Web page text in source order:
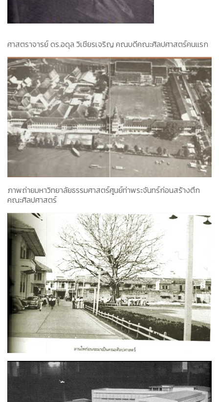
ศาสตราจารย์ ดร.อดุล วิเชียรเจริญ คณบดีคณะศิลปศาสตร์คนแรก
ภาพถ่ายมหาวิทยาลัยธรรมศาสตร์ศูนย์ท่าพระจันทร์ก่อนสร้างตึก
คณะศิลปศาสตร์